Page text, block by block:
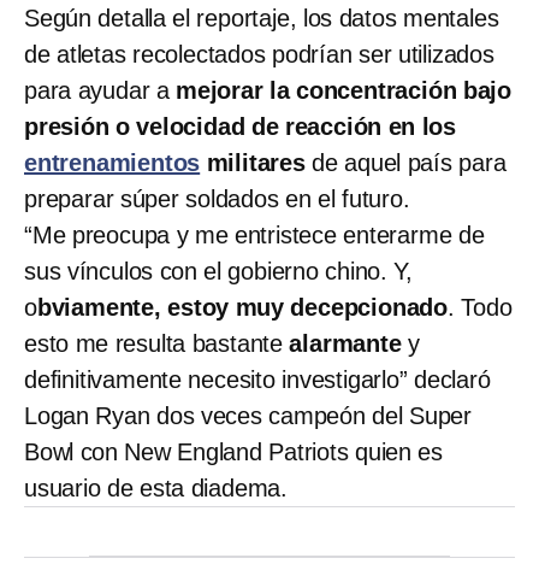
Según detalla el reportaje, los datos mentales
de atletas recolectados podrían ser utilizados
para ayudar a mejorar la concentración bajo
presión o velocidad de reacción en los
entrenamientos militaresde aquel país para
preparar súper soldados en el futuro.
“Me preocupa y me entristece enterarme de
sus vínculos con el gobierno chino. Y,
obviamente, estoy muy decepcionado. Todo
esto me resulta bastantealarmantey
definitivamente necesito investigarlo” declaró
Logan Ryan dos veces campeón del Super
Bowl con New England Patriots quien es
usuario de esta diadema.